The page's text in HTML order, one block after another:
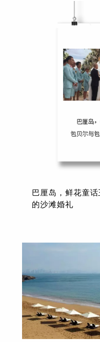
巴厘岛，鲜花童
的沙滩婚礼